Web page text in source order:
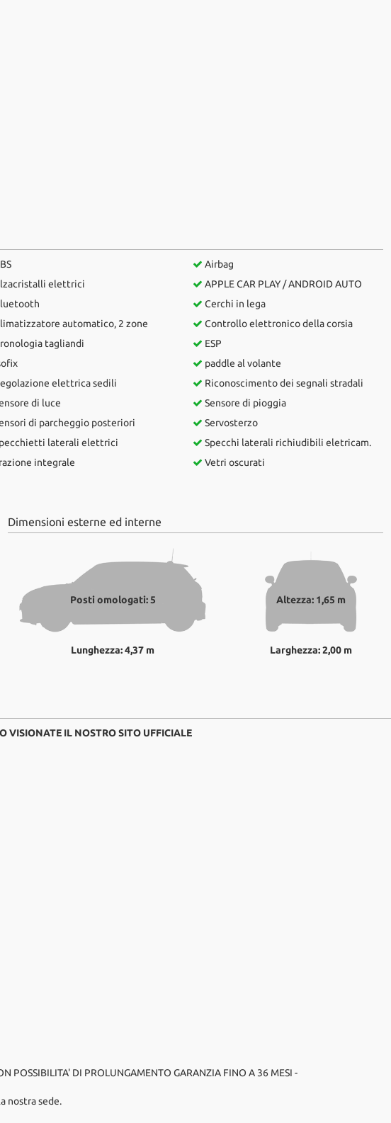
elettrici
automatico, 2 zone
tagliandi
elettrica sedili
di luce
di parcheggio posteriori
laterali elettrici
integrale
Airbag
APPLE CAR PLAY / ANDROID AUTO
Cerchi in lega
Controllo elettronico della corsia
ESP
paddle al volante
Riconoscimento dei segnali stradali
Sensore di pioggia
Servosterzo
Specchi laterali richiudibili eletricam.
Vetri oscurati
Dimensioni esterne ed interne
Posti omologati: 5
Lunghezza: 4,37 m
Altezza: 1,65 m
Larghezza: 2,00 m
VISIONATE IL NOSTRO SITO UFFICIALE
POSSIBILITA' DI PROLUNGAMENTO GARANZIA FINO A 36 MESI -
nostra sede.
utente